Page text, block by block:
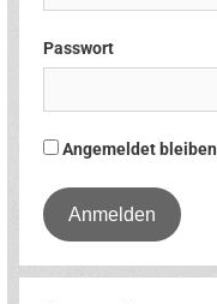
Passwort
Angemeldet bleiben